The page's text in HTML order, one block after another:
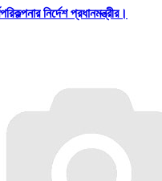
নির্দেশ প্রধানমন্ত্রীর।